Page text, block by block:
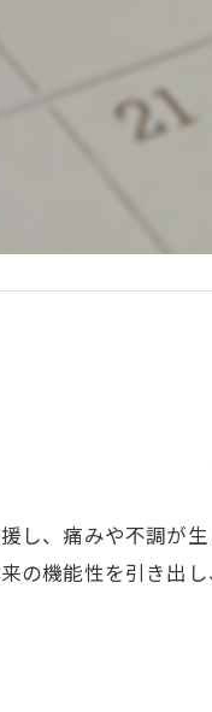
し、痛みや不調が
の機能性を引き出